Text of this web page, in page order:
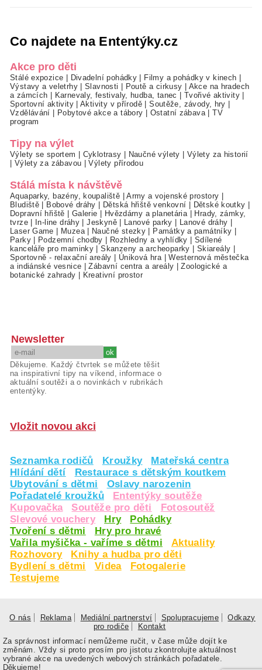
Co najdete na Ententýky.cz
Akce pro děti
Stálé expozice Divadelní pohádky Filmy a pohádky v kinech
Výstavy a veletrhy|Slavnosti Poutě a cirkusy
Akce na hradech
a zámcích
Karnevaly, festivaly, hudba, tanec Tvořivé aktivity
Sportovní aktivity|Aktivity v přírodě |Soutěže, závody, hry
Vzdělávání
Pobytové akce a tábory Ostatní zábava |TV
program
Tipy na výlet
Výlety se sportem Cyklotrasy Naučné výlety
Výlety za historií
Výlety za zábavou |Výlety přírodou
Stálá místa k návštěvě
Aquaparky, bazény, koupaliště |Army a vojenské prostory
Bludiště
Bobové dráhy Dětská hřiště venkovní Dětské koutky
Dopravní hřiště
Galerie Hvězdárny a planetária
Hrady, zámky,
tvrze| In-line dráhy |Jeskyně| Lanové parky Lanové dráhy
Laser Game
Muzea| Naučné stezky Památky a památníky
Parky| Podzemní chodby Rozhledny a vyhlídky
Sdílené
kanceláře pro maminky |Skanzeny a archeoparky Skiareály
Sportovně - relaxační areály
Úniková hra |Westernová městečka
a indiánské vesnice |Zábavní centra a areály |Zoologické a
botanické zahrady
Kreativní prostor
Newsletter
Děkujeme. Každý čtvrtek se můžete těšit
na inspirativní tipy na víkend, informace o
aktuální soutěži a o novinkách v rubrikách
ententýky.
Vložit novou akci
Seznamka rodičů Kroužky
Mateřská centra
Hlídání dětí
Restaurace s dětským koutkem
Ubytování s dětmi
Oslavy narozenin
Pořadatelé kroužků
Ententýky soutěže
Kupovačka
Soutěže pro děti
Fotosoutěž
Slevové vouchery
Hry
Pohádky
Tvoření s dětmi
Hry pro hravé
Vařila myšička - vaříme s dětmi
Aktuality
Rozhovory
Knihy a hudba pro děti
Bydlení s dětmi
Videa
Fotogalerie
Testujeme
O nás Reklama Mediální partnerství Spolupracujeme
Odkazy
pro rodiče
Kontakt
Za správnost informací nemůžeme ručit, v čase může dojít ke
změnám. Vždy si proto prosím pro jistotu zkontrolujte aktuálnost
vybrané akce na uvedených webových stránkách pořadatele.
Děkujeme!